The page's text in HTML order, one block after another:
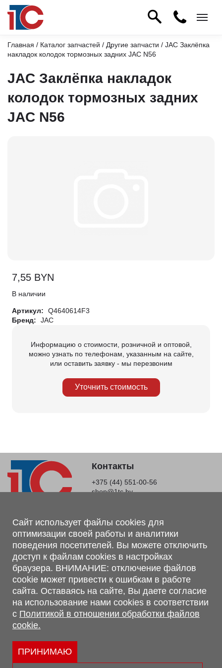
Главная / Каталог запчастей / Другие запчасти / JAC Заклёпка
накладок колодок тормозных задних JAC N56
JAC Заклёпка накладок
колодок тормозных задних
JAC N56
7,55 BYN
В наличии
Артикул:
Q4640614F3
Бренд:
JAC
Информацию о стоимости, розничной и оптовой,
можно узнать по телефонам, указанным на сайте,
или оставить заявку - мы перезвоним
Уточнить стоимость
Контакты
+375 (44) 551-00-56
shop@1tc.by
Магазин, склад
г. Минск, Минский р-н, п. Привольный, ул. Мира, 20А,
223062
г. Брест, ул. Лейтенанта Рябцева, 108 В, 224701
Обращаем Ваше внимание, что вся предоставленная на сайте
информация, касающаяся комплектаций, технических
характеристик, цветовых сочетаний, а также стоимости и
сервисного обслуживания носит информационный характер и
не является публичной офертой, определяемой п.2 ст.407
Гражданского кодекса Республики Беларусь.
Политика обработки персональных данных
Политикой в отношении обработки файлов cookie.
Сайт использует файлы cookies для
оптимизации своей работы и аналитики
поведения посетителей. Вы можете отключить
доступ к файлам cookies в настройках
браузера. ВНИМАНИЕ: отключение файлов
cookie может привести к ошибкам в работе
сайта. Оставаясь на сайте, Вы даете согласие
на использование нами cookies в соответствии
с Политикой в отношении обработки файлов
cookie.
ПРИНИМАЮ